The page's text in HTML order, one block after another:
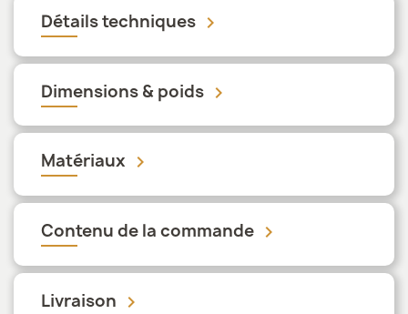
Détails techniques keyboard_arrow_down
Dimensions & poids keyboard_arrow_down
Matériaux keyboard_arrow_down
Contenu de la commande keyboard_arrow_down
Livraison keyboard_arrow_down